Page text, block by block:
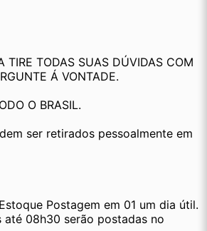
TIRE TODAS SUAS DÚVIDAS COM
Á VONTADE.
O BRASIL.
ser retirados pessoalmente em
Postagem em 01 um dia útil.
até 08h30 serão postadas no